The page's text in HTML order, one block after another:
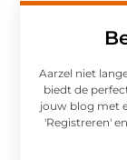
Aarzel niet
biedt de
jouw blog met
'Registreren'